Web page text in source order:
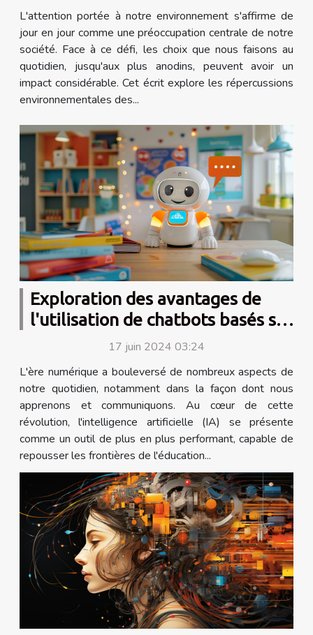
L'attention portée à notre environnement s'affirme de
jour en jour comme une préoccupation centrale de notre
société. Face à ce défi, les choix que nous faisons au
quotidien, jusqu'aux plus anodins, peuvent avoir un
impact considérable. Cet écrit explore les répercussions
environnementales des...
Exploration des avantages de
l'utilisation de chatbots basés sur
l'intelligence artificielle pour
l'apprentissage des langues
17 juin 2024 03:24
L'ère numérique a bouleversé de nombreux aspects de
notre quotidien, notamment dans la façon dont nous
apprenons et communiquons. Au cœur de cette
révolution, l'intelligence artificielle (IA) se présente
comme un outil de plus en plus performant, capable de
repousser les frontières de l'éducation...